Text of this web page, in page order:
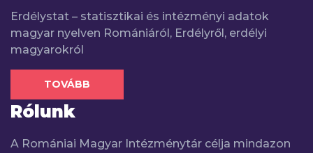
Erdélystat – statisztikai és intézményi adatok
magyar nyelven Romániáról, Erdélyről, erdélyi
magyarokról
TOVÁBB
Rólunk
A Romániai Magyar Intézménytár célja mindazon